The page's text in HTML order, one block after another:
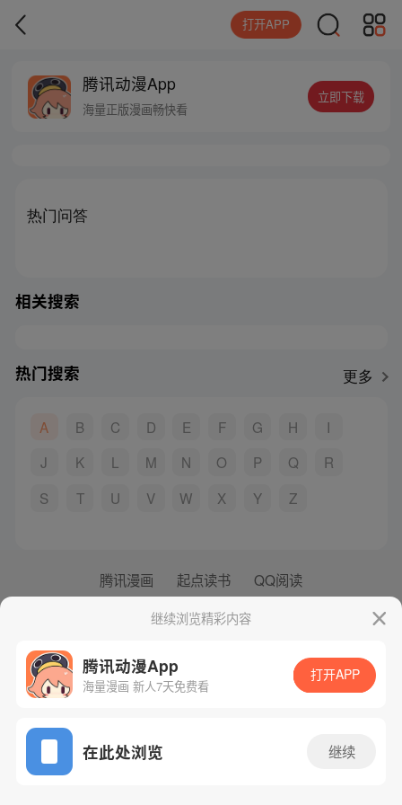
打开APP
腾讯动漫App
海量正版漫画畅快看
立即下载
热门问答
相关搜索
热门搜索 更多
A B C D E F G H
I
J
K L M N O P Q
R
S
T U V W X Y Z
继续浏览精彩内容
腾讯动漫App
海量漫画 新人7天免费看
打开APP
在此处浏览 继续
腾讯漫画 起点读书 QQ阅读
网站备案/许可证号：粤B2-20090059-5